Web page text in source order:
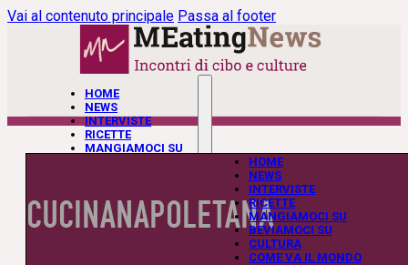
Vai al contenuto principale Passa al footer
HOME
NEWS
INTERVISTE
RICETTE
MANGIAMOCI SU
CHI SIAMO
CONTATTACI
HOME
NEWS
INTERVISTE
RICETTE
MANGIAMOCI SU
BEVIAMOCI SU
CULTURA
COME VA IL MONDO
CUCINANAPOLETANA